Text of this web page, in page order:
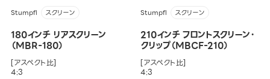
Stumpfl スクリーン
180インチ リアスクリーン
（MBR-180）
[アスペクト比]
4:3
Stumpfl スクリーン
210インチ フロントスクリーン・
クリップ（MBCF-210）
[アスペクト比]
4:3